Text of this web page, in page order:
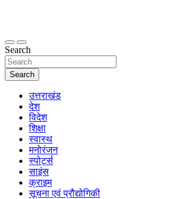
thetoptennews.com
Search
Search
उत्तराखंड
देश
विदेश
शिक्षा
स्वास्थ
मनोरंजन
स्पोर्ट्स
साइंस
क्राइम
सूचना एवं प्रौद्योगिकी